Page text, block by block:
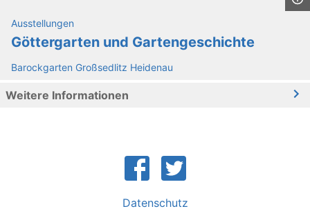
Ausstellungen
Göttergarten und Gartengeschichte
Barockgarten Großsedlitz Heidenau
Weitere Informationen
Datenschutz